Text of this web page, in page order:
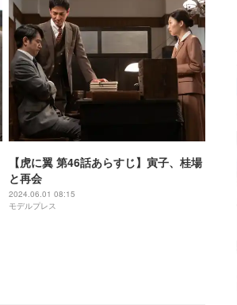
【虎に翼 第46話あらすじ】寅子、桂場
と再会
2024.06.01 08:15
モデルプレス